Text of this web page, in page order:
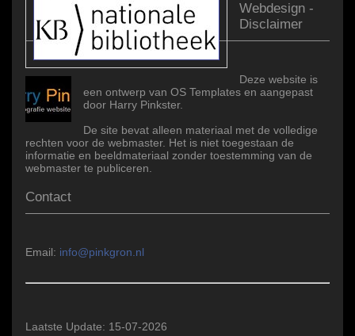
Webdesign -
Disclaimer
Deze website is
een ontwerp van OS Templates en aangepast
door Harry Pinkster.
De site bevat alleen materiaal met de volledige
rechten voor de webmaster. Het is niet toegestaan de
informatie en beeldmateriaal zonder toestemming van de
webmaster te publiceren.
Contact
Email: info@pinkgron.nl
Laatste Update: 15-07-2026